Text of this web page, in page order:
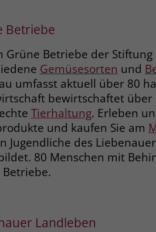
Arbeitswelten.
uns eine sinnvolle Arbeit.
tun?
Betriebe
Grüne Betriebe der
Gemüsesorten und
umfasst aktuell über 80
bewirtschaftet
Tierhaltung. Erleben
und kaufen Sie am
Jugendliche des Liebenauer
80 Menschen mit
Landleben
Anbieter
Laufzeit 90
Zweck